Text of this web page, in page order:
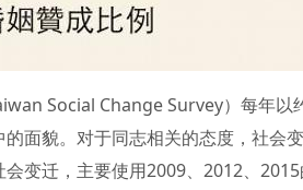
Social Change Survey）每年以
面貌。对于同志相关的态度，社会
变迁，主要使用2009、2012、2015